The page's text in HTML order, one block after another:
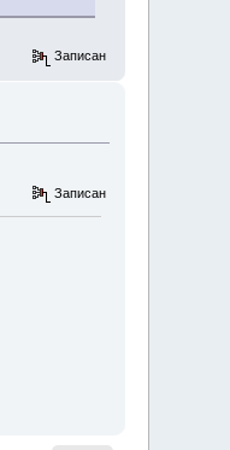
Записан
Записан